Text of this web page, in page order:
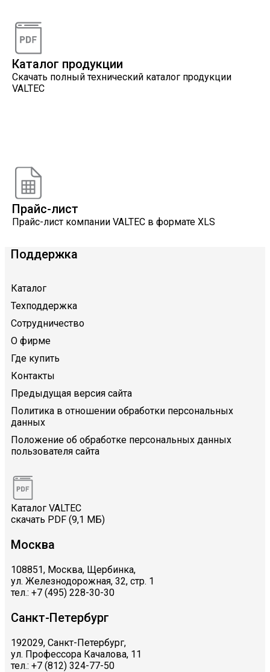
Каталог продукции
Скачать полный технический каталог продукции
VALTEC
Прайс-лист
Прайс-лист компании VALTEC в формате XLS
Поддержка
Каталог
Техподдержка
Сотрудничество
О фирме
Где купить
Контакты
Предыдущая версия сайта
Политика в отношении обработки персональных
данных
Положение об обработке персональных данных
пользователя сайта
Каталог VALTEC
скачать PDF (9,1 МБ)
Москва
108851, Москва, Щербинка,
ул. Железнодорожная, 32, стр. 1
тел.: +7 (495) 228-30-30
Санкт-Петербург
192029, Санкт-Петербург,
ул. Профессора Качалова, 11
тел.: +7 (812) 324-77-50